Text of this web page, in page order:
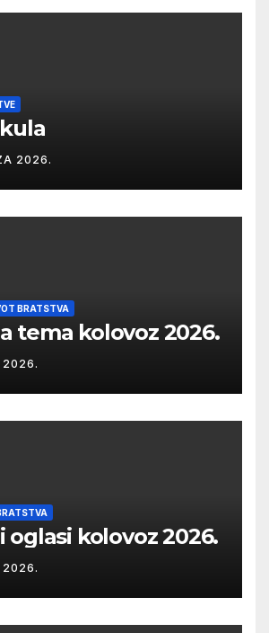
2026.
BRATSTVA
tema kolovoz 2026.
2026.
oglasi kolovoz 2026.
2026.